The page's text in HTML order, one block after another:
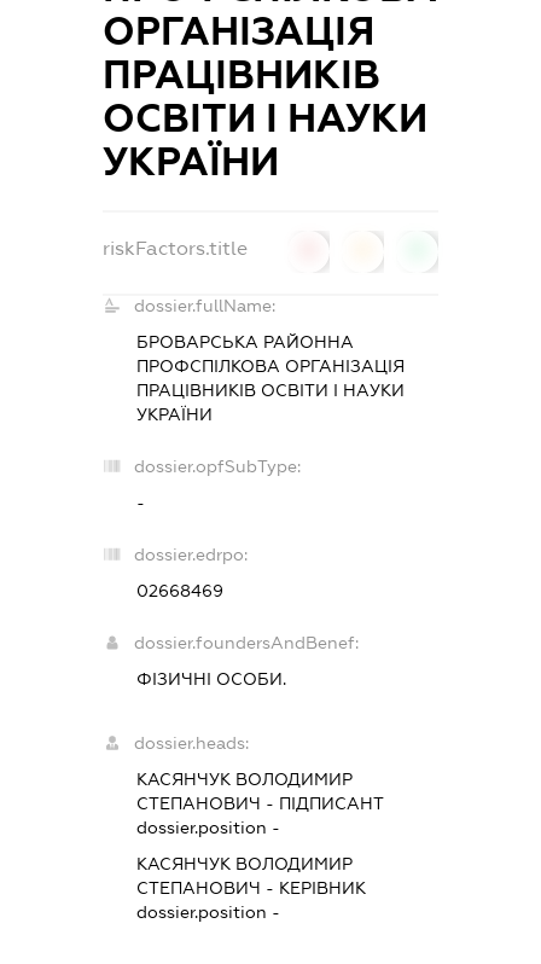
ОРГАНІЗАЦІЯ
ПРАЦІВНИКІВ
ОСВІТИ І НАУКИ
УКРАЇНИ
riskFactors.title
dossier.fullName:
БРОВАРСЬКА РАЙОННА
ПРОФСПІЛКОВА ОРГАНІЗАЦІЯ
ПРАЦІВНИКІВ ОСВІТИ І НАУКИ
УКРАЇНИ
dossier.opfSubType:
-
dossier.edrpo:
02668469
dossier.foundersAndBenef:
ФІЗИЧНІ ОСОБИ.
dossier.heads:
КАСЯНЧУК ВОЛОДИМИР
СТЕПАНОВИЧ - ПІДПИСАНТ
dossier.position -
КАСЯНЧУК ВОЛОДИМИР
СТЕПАНОВИЧ - КЕРІВНИК
dossier.position -